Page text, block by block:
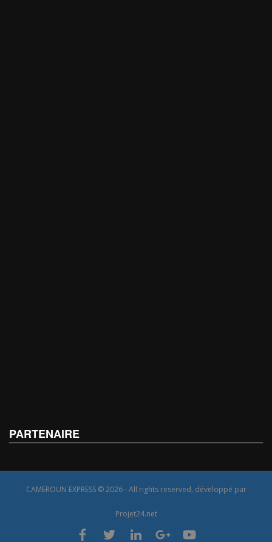
PARTENAIRE
CAMEROUN EXPRESS © 2026 - All rights reserved, développé par
Projet24.net